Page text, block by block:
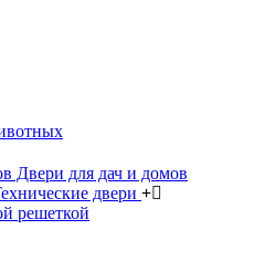
Двери для дач и домов
двери
решеткой